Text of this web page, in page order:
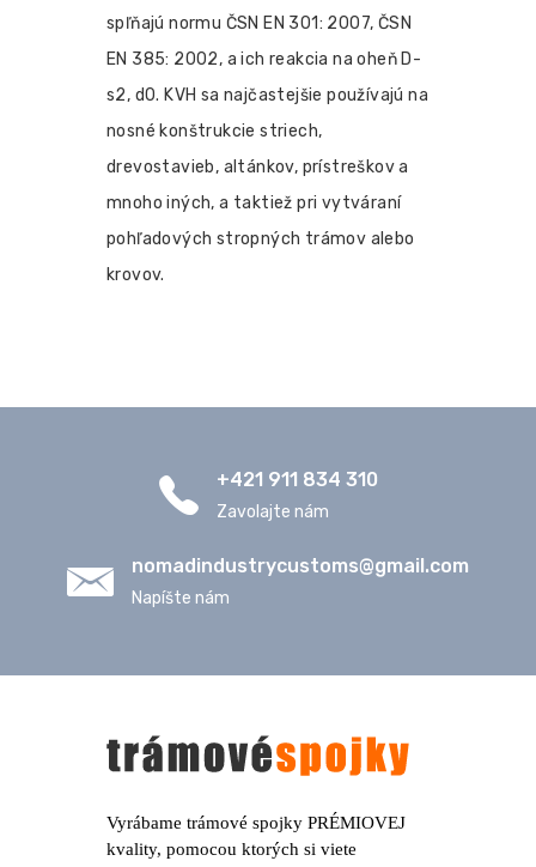
spľňajú normu ČSN EN 301: 2007, ČSN
EN 385: 2002, a ich reakcia na oheň D-
s2, d0. KVH sa najčastejšie používajú na
nosné konštrukcie striech,
drevostavieb, altánkov, prístreškov a
mnoho iných, a taktiež pri vytváraní
pohľadových stropných trámov alebo
krovov.
+421 911 834 310
Zavolajte nám
nomadindustrycustoms@gmail.com
Napíšte nám
Vyrábame trámové spojky PRÉMIOVEJ
kvality, pomocou ktorých si viete